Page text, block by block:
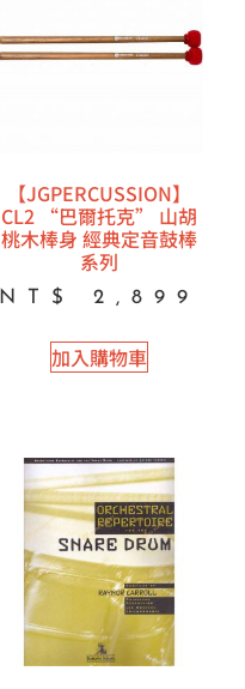
【JGPERCUSSION】
CL2 “巴爾托克” 山胡
桃木棒身 經典定音鼓棒
系列
NT$ 2,899
加入購物車